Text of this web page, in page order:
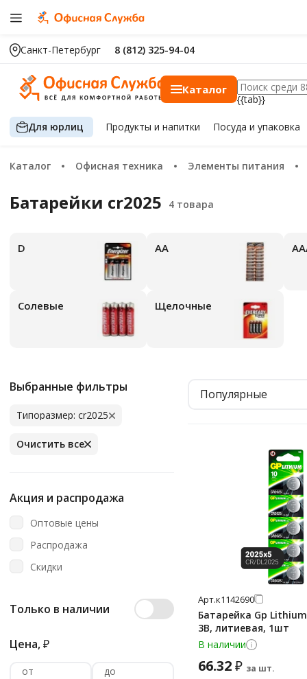
Санкт-Петербург 8 (812) 325-94-04
Каталог
{{tab}}
Для юрлиц Продуктыи напитки Посуда и упаковка
Каталог Офисная техника Элементы питания
Батарейки cr2025
D АА
Солевые Щелочные
Выбранные фильтры
Типоразмер: cr2025
Очистить все
Акция и распродажа
Оптовые цены
Распродажа
Скидки
Только в наличии
Цена,₽
от до
Популярные
Арт.к1142690
Батарейка Gp Lithium
3В, литиевая, 1шт
В наличии
66.32₽ за шт.